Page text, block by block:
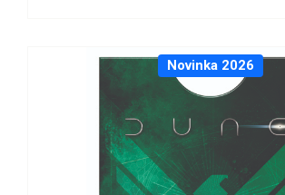
Novinka 2026